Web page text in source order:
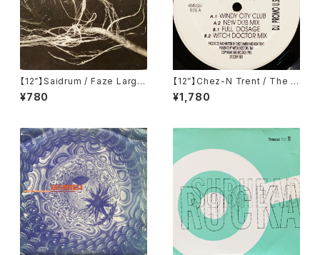
【12”】Saidrum / Faze Large
(Revirth) (RE007)
¥780
【12”】Chez-N Trent / The C
hoice (KMS) (KMS 051)
¥1,780